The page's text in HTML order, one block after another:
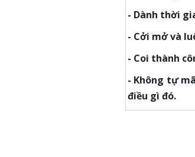
- Dành thời
- Cởi mở và
- Coi thành
- Không tự
điều gì đó.